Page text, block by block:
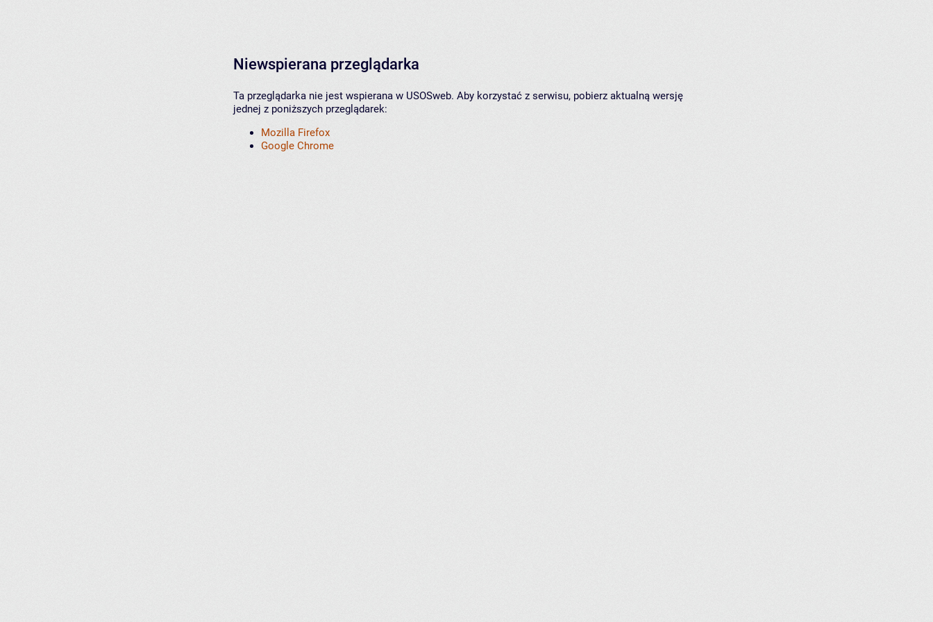
Niewspierana przeglądarka
Ta przeglądarka nie jest wspierana w USOSweb. Aby korzystać z serwisu, pobierz aktualną wersję
jednej z poniższych przeglądarek:
Mozilla Firefox
Google Chrome